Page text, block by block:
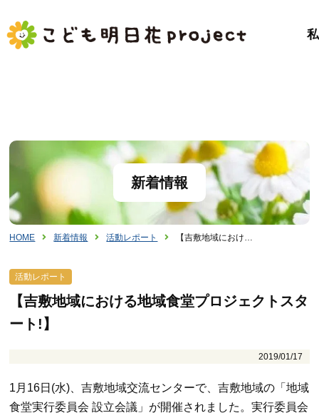
新着情報
HOME 新着情報 活動レポート 【吉敷地域におけ…
活動レポート
【吉敷地域における地域食堂プロジェクトスタ
ート!】
2019/01/17
1月16日(水)、吉敷地域交流センターで、吉敷地域の「地域
食堂実行委員会 設立会議」が開催されました。実行委員会